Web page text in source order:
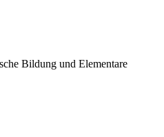
Bildung und Elementare